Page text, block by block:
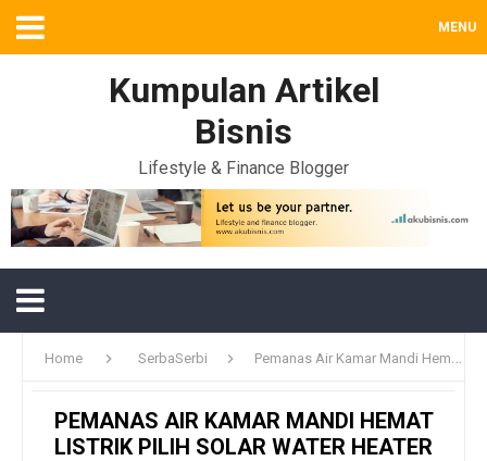
MENU
Kumpulan Artikel
Bisnis
Lifestyle & Finance Blogger
Home SerbaSerbi Pemanas Air Kamar Mandi Hemat Listrik Pilih Solar Water Heater
PEMANAS AIR KAMAR MANDI HEMAT
LISTRIK PILIH SOLAR WATER HEATER